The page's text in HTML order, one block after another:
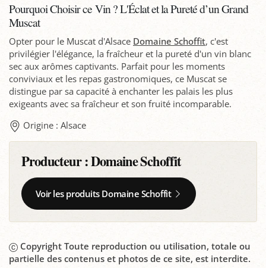
Pourquoi Choisir ce Vin ? L'Éclat et la Pureté d’un Grand
Muscat
Opter pour le Muscat d'Alsace Domaine Schoffit, c'est
privilégier l'élégance, la fraîcheur et la pureté d'un vin blanc
sec aux arômes captivants. Parfait pour les moments
conviviaux et les repas gastronomiques, ce Muscat se
distingue par sa capacité à enchanter les palais les plus
exigeants avec sa fraîcheur et son fruité incomparable.
Origine : Alsace
Producteur :Domaine Schoffit
Voir les produits Domaine Schoffit
Copyright Toute reproduction ou utilisation, totale ou
partielle des contenus et photos de ce site, est interdite.